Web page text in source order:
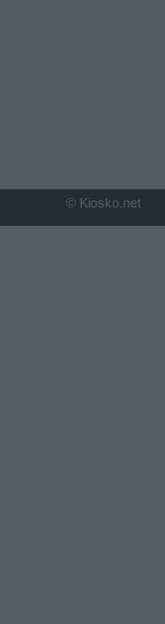
© Kiosko.net